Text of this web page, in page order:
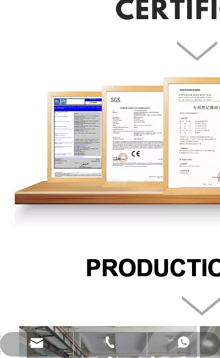
katy@jmhomemaster.com
+86-750-3318790
WhatsApp